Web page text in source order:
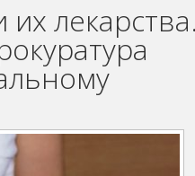
лекарства.